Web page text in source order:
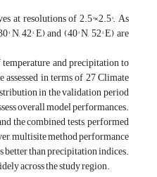
at resolutions of 2.5°×2.5°. As
42° E) and (40° N, 52° E) are
and precipitation to
in terms of 27 Climate
in the validation period
overall model performances.
the combined tests, performed
multisite method performance
better than precipitation indices.
across the study region.